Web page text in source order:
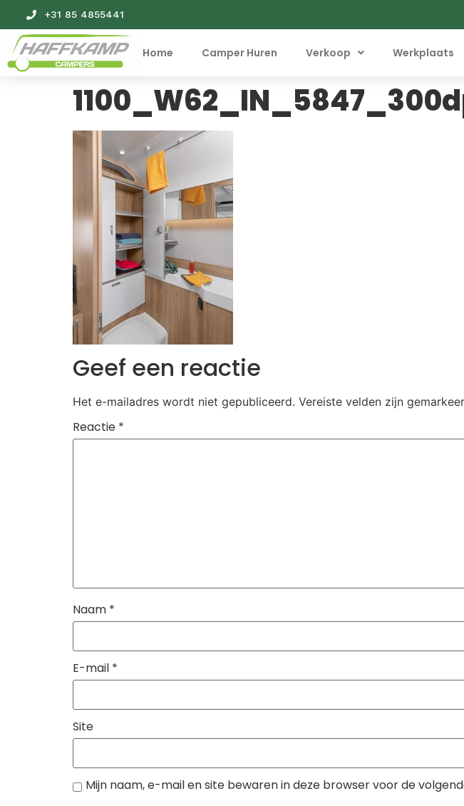
+31 85 4855441
Home Camper Huren Verkoop Werkplaats
Geef een reactie
Het e-mailadres wordt niet gepubliceerd. Vereiste velden zijn
Reactie *
Naam *
E-mail *
Site
Mijn naam, e-mail en site bewaren in deze browser voor de